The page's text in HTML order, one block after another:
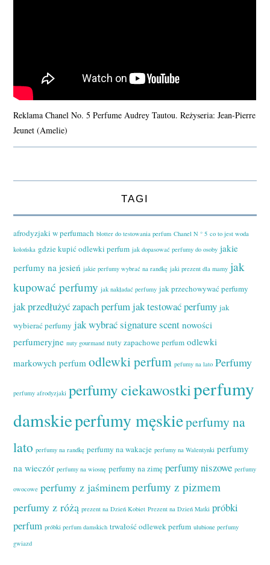
Reklama Chanel No. 5 Perfume Audrey Tautou. Reżyseria: Jean-Pierre
Jeunet (Amelie)
TAGI
afrodyzjaki w perfumach blotter do testowania perfum Chanel N ° 5 co to jest woda
kolońska gdzie kupić odlewki perfum jak dopasować perfumy do osoby jakie
perfumy na jesień jakie perfumy wybrać na randkę jaki prezent dla mamy jak
kupować perfumy jak nakładać perfumy jak przechowywać perfumy
jak przedłużyć zapach perfumjak testować perfumy jak
wybierać perfumy jak wybrać signature scent nowości
perfumeryjne nuty gourmand nuty zapachowe perfum odlewki
markowych perfum odlewki perfum pefumy na lato Perfumy
perfumy afrodyzjaki perfumy ciekawostkiperfumy
damskieperfumy męskieperfumy na
lato perfumy na randkę perfumy na wakacje perfumy na Walentynki perfumy
na wieczór perfumy na wiosnę perfumy na zimę perfumy niszowe perfumy
owocowe perfumy z jaśminem perfumy z pizmem
perfumy z różą prezent na Dzień Kobiet Prezent na Dzień Matki próbki
perfum próbki perfum damskich trwałość odlewek perfum ulubione perfumy
gwiazd